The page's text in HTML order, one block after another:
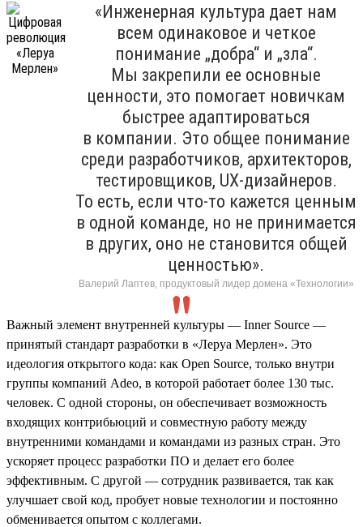
«Инженерная культура дает нам
всем одинаковое и четкое
понимание „добра“ и „зла“.
Мы закрепили ее основные
ценности, это помогает новичкам
быстрее адаптироваться
в компании. Это общее понимание
среди разработчиков, архитекторов,
тестировщиков, UX-дизайнеров.
То есть, если что-то кажется ценным
в одной команде, но не принимается
в других, оно не становится общей
ценностью».
Валерий Лаптев, продуктовый лидер домена «Технологии»
Важный элемент внутренней культуры — Inner Source —
принятый стандарт разработки в «Леруа Мерлен». Это
идеология открытого кода: как Open Source, только внутри
группы компаний Adeo, в которой работает более 130 тыс.
человек. С одной стороны, он обеспечивает возможность
входящих контрибьюций и совместную работу между
внутренними командами и командами из разных стран. Это
ускоряет процесс разработки ПО и делает его более
эффективным. С другой — сотрудник развивается, так как
улучшает свой код, пробует новые технологии и постоянно
обменивается опытом с коллегами.